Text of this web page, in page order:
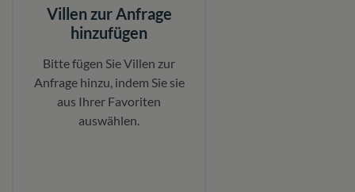
Villen zur Anfrage
hinzufügen
Bitte fügen Sie Villen zur
Anfrage hinzu, indem Sie sie
aus Ihrer Favoriten
auswählen.